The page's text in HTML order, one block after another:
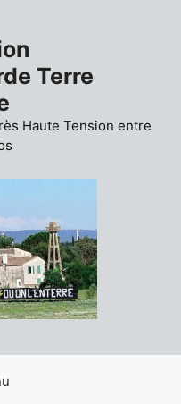
Terre
Haute Tension entre